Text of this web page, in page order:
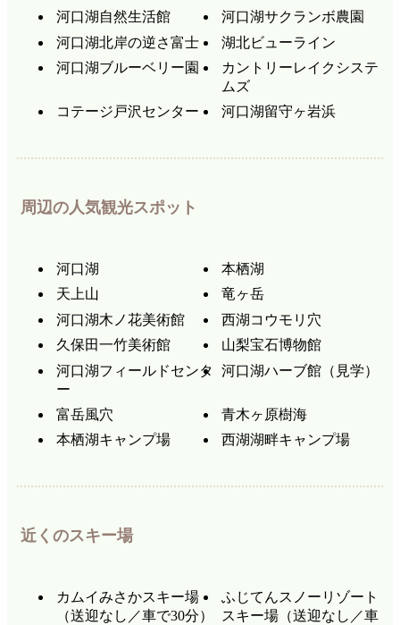
河口湖自然生活館
河口湖サクランボ農園
河口湖北岸の逆さ富士
湖北ビューライン
河口湖ブルーベリー園
カントリーレイクシステ
ムズ
コテージ戸沢センター
河口湖留守ヶ岩浜
周辺の人気観光スポット
河口湖
本栖湖
天上山
竜ヶ岳
河口湖木ノ花美術館
西湖コウモリ穴
久保田一竹美術館
山梨宝石博物館
河口湖フィールドセンタ
ー
河口湖ハーブ館（見学）
富岳風穴
青木ヶ原樹海
本栖湖キャンプ場
西湖湖畔キャンプ場
近くのスキー場
カムイみさかスキー場
（送迎なし／車で30分）
ふじてんスノーリゾート
スキー場（送迎なし／車